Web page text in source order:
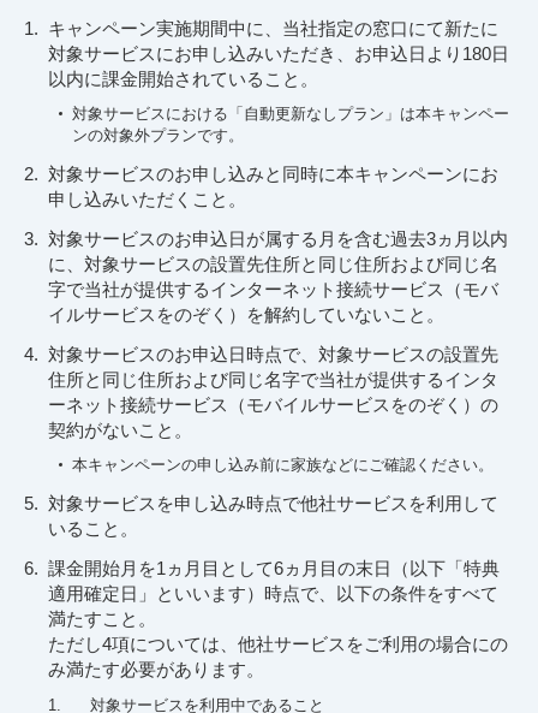
キャンペーン実施期間中に、当社指定の窓口にて新たに
対象サービスにお申し込みいただき、お申込日より180日
以内に課金開始されていること。
対象サービスにおける「自動更新なしプラン」は本キャンペー
ンの対象外プランです。
対象サービスのお申し込みと同時に本キャンペーンにお
申し込みいただくこと。
対象サービスのお申込日が属する月を含む過去3ヵ月以内
に、対象サービスの設置先住所と同じ住所および同じ名
字で当社が提供するインターネット接続サービス（モバ
イルサービスをのぞく）を解約していないこと。
対象サービスのお申込日時点で、対象サービスの設置先
住所と同じ住所および同じ名字で当社が提供するインタ
ーネット接続サービス（モバイルサービスをのぞく）の
契約がないこと。
本キャンペーンの申し込み前に家族などにご確認ください。
対象サービスを申し込み時点で他社サービスを利用して
いること。
課金開始月を1ヵ月目として6ヵ月目の末日（以下「特典
適用確定日」といいます）時点で、以下の条件をすべて
満たすこと。
ただし4項については、他社サービスをご利用の場合にの
み満たす必要があります。
1. 対象サービスを利用中であること